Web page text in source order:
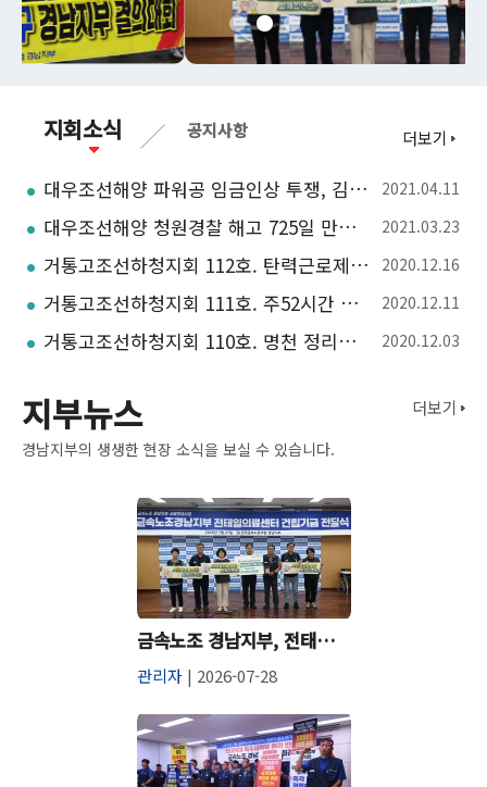
지회소식
대우조선해양 파워공 임금인상 투쟁, 김호규 금속노조위원장 나선다 2021.04.11
대우조선해양 청원경찰 해고 725일 만에 다시 일터로. 거통고조선하청지회 2021.03.23
거통고조선하청지회 112호. 탄력근로제, 알아야 당하지 않는다 2020.12.16
거통고조선하청지회 111호. 주52시간 시행연기? 누구 좋으라고 2020.12.11
거통고조선하청지회 110호. 명천 정리해고 투쟁 승리. 노동부 영안기업 직장내 괴롭힘 확인 2020.12.03
더보기
공지사항
지부뉴스
경남지부의 생생한 현장 소식을 보실 수 있습니다.
더보기
금속노조 경남지부, 전태일의료센터 건립기금 2천만원 전달
관리자| 2026-07-28